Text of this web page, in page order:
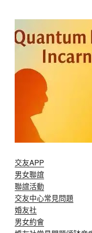
交友APP
男女聯誼
聯誼活動
交友中心常見問題
婚友社
男女約會